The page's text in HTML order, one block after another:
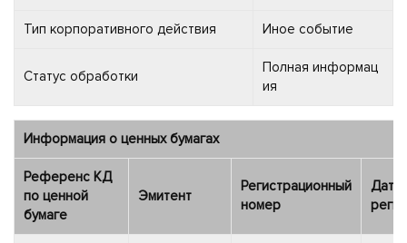
Тип корпоративного действия Иное событие
Статус обработки
Полная информац
ия
Информация о ценных бумагах
Референс КД
по ценной
бумаге
Эмитент
Регистрационный
номер
Дата